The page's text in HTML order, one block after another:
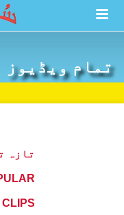
تمام ویڈیوز
تازہ
CLIPS